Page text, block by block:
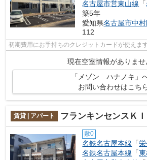
名古屋市営東山線 「
築5年
愛知県名古屋市中
112
初期費用にお手持ちのクレジットカードが使えま
現在空室情報がありませ
「メゾン ハナノキ」
お問い合わせはこち
賃貸 | アパート フランキンセンスＫＩ
敷0
名鉄名古屋本線 「
名鉄名古屋本線 「